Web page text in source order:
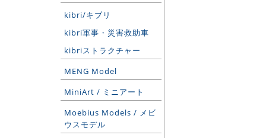
kibri/キブリ
kibri軍事・災害救助車
kibriストラクチャー
MENG Model
MiniArt / ミニアート
Moebius Models / メビ
ウスモデル